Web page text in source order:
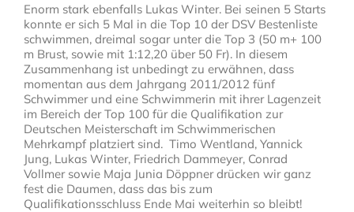
Enorm stark ebenfalls Lukas Winter. Bei seinen 5 Starts
konnte er sich 5 Mal in die Top 10 der DSV Bestenliste
schwimmen, dreimal sogar unter die Top 3 (50 m+ 100
m Brust, sowie mit 1:12,20 über 50 Fr). In diesem
Zusammenhang ist unbedingt zu erwähnen, dass
momentan aus dem Jahrgang 2011/2012 fünf
Schwimmer und eine Schwimmerin mit ihrer Lagenzeit
im Bereich der Top 100 für die Qualifikation zur
Deutschen Meisterschaft im Schwimmerischen
Mehrkampf platziert sind. Timo Wentland, Yannick
Jung, Lukas Winter, Friedrich Dammeyer, Conrad
Vollmer sowie Maja Junia Döppner drücken wir ganz
fest die Daumen, dass das bis zum
Qualifikationsschluss Ende Mai weiterhin so bleibt!